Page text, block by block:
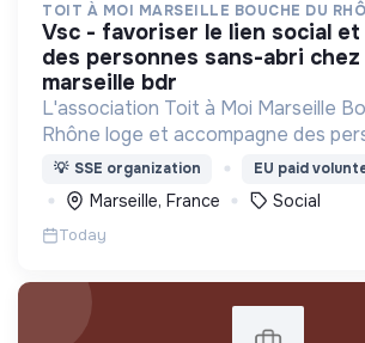
TOIT À MOI MARSEILLE BOUCHE DU
vsc - favoriser le lien social et l’inclusion
des personnes sans-abri
marseille bdr
L'association Toit à Moi Marseille
Rhône loge et accompagne des
abris vers un avenir sans rue.
💡 SSE organization EU paid
Marseille, France Social
Today